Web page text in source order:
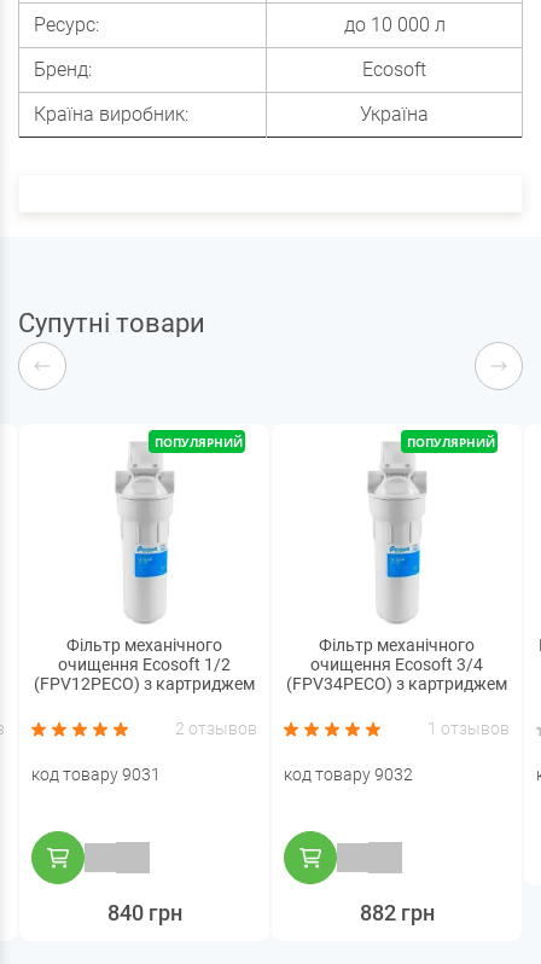
Ресурс:
до 10 000 л
Бренд:
Ecosoft
Країна виробник:
Україна
Супутні товари
ПОПУЛЯРНИЙ
Фільтр механічного
очищення Ecosoft 1/2
(FPV12PECO) з картриджем
2 отзывов
код товару 9031
840 грн
ПОПУЛЯРНИЙ
Фільтр механічного
очищення Ecosoft 3/4
(FPV34PECO) з картриджем
1 отзывов
код товару 9032
882 грн